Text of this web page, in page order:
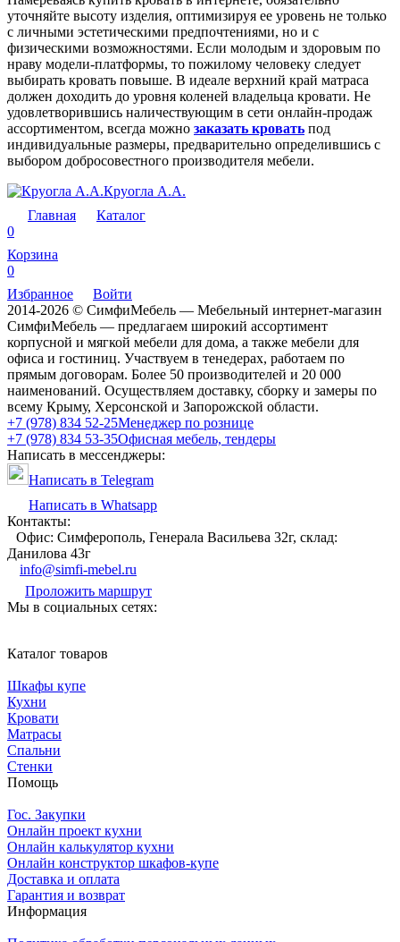
уточняйте высоту изделия, оптимизируя ее уровень не только
с личными эстетическими предпочтениями, но и с
физическими возможностями. Если молодым и здоровым по
нраву модели-платформы, то пожилому человеку следует
выбирать кровать повыше. В идеале верхний край матраса
должен доходить до уровня коленей владельца кровати. Не
удовлетворившись наличествующим в сети онлайн-продаж
ассортиментом, всегда можно заказать кровать под
индивидуальные размеры, предварительно определившись с
выбором добросовестного производителя мебели.
Круогла А.А.
Главная
Каталог
0
Корзина
0
Избранное
Войти
2014-2026 © СимфиМебель — Мебельный интернет-магазин
СимфиМебель — предлагаем широкий ассортимент
корпусной и мягкой мебели для дома, а также мебели для
офиса и гостиниц. Участвуем в тенедерах, работаем по
прямым договорам. Более 50 производителей и 20 000
наименований. Осуществляем доставку, сборку и замеры по
всему Крыму, Херсонской и Запорожской области.
+7 (978) 834 52-25Менеджер по рознице
+7 (978) 834 53-35Офисная мебель, тендеры
Написать в мессенджеры:
Написать в Telegram
Написать в Whatsapp
Контакты:
Офис: Симферополь, Генерала Васильева 32г, склад:
Данилова 43г
info@simfi-mebel.ru
Проложить маршрут
Мы в социальных сетях:
Каталог товаров
Шкафы купе
Кухни
Кровати
Матрасы
Cпальни
Стенки
Помощь
Гос. Закупки
Онлайн проект кухни
Онлайн калькулятор кухни
Онлайн конструктор шкафов-купе
Доставка и оплата
Гарантия и возврат
Информация